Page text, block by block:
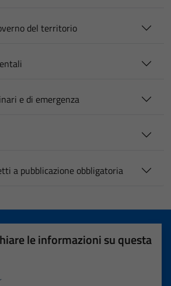
del territorio
e di emergenza
a pubblicazione obbligatoria
le informazioni su questa